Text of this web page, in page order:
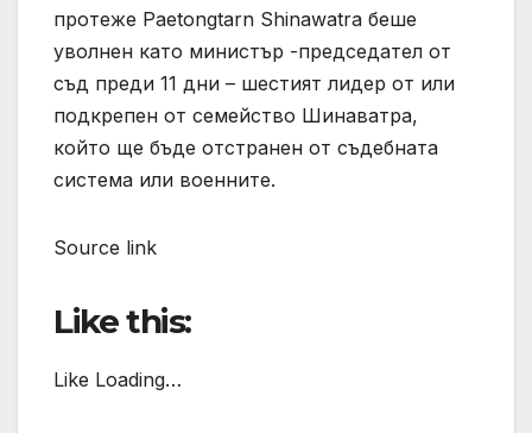
протеже Paetongtarn Shinawatra беше
уволнен като министър -председател от
съд преди 11 дни – шестият лидер от или
подкрепен от семейство Шинаватра,
който ще бъде отстранен от съдебната
система или военните.
Source link
Like this:
Like Loading…